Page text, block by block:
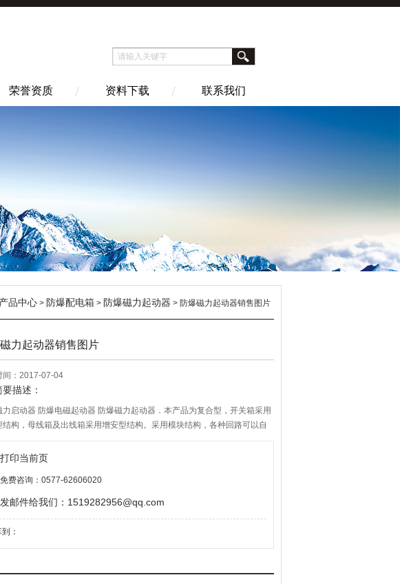
荣誉资质 资料下载 联系我们
产品中心 > 防爆配电箱 > 防爆磁力起动器 > 防爆磁力起动器销售图片
力起动器销售图片
间：2017-07-04
要描述：
力启动器 防爆电磁起动器 防爆磁力起动器．本产品为复合型，开关箱采用
结构，母线箱及出线箱采用增安型结构。采用模块结构，各种回路可以自
组合。内装高分断小型断路器，具有过载及短路保护功能。本产品全面推
优化的设计方案及操作机构，结构紧凑合理、通用性强、操作灵活方便、
打印当前页
免费咨询：0577-62606020
发邮件给我们：1519282956@qq.com
：